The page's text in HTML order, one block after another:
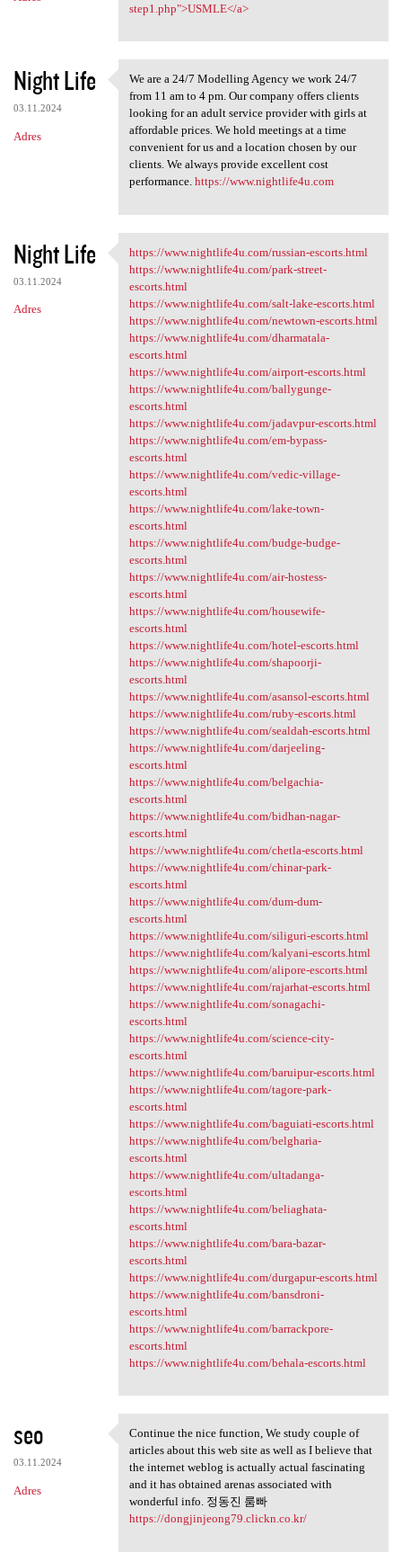
step1.php">USMLE</a>
Night Life
03.11.2024
Adres
We are a 24/7 Modelling
We are a 24/7 Modelling Agency we work 24/7
from 11 am to 4 pm. Our company offers clients
looking for an adult service provider with girls at
affordable prices. We hold meetings at a time
convenient for us and a location chosen by our
clients. We always provide excellent cost
performance. https://www.nightlife4u.com
Night Life
03.11.2024
Adres
https://www.nightlife4u.com
https://www.nightlife4u.com/russian-escorts.html
https://www.nightlife4u.com/park-street-
escorts.html
https://www.nightlife4u.com/salt-lake-escorts.html
https://www.nightlife4u.com/newtown-escorts.html
https://www.nightlife4u.com/dharmatala-
escorts.html
https://www.nightlife4u.com/airport-escorts.html
https://www.nightlife4u.com/ballygunge-
escorts.html
https://www.nightlife4u.com/jadavpur-escorts.html
https://www.nightlife4u.com/em-bypass-
escorts.html
https://www.nightlife4u.com/vedic-village-
escorts.html
https://www.nightlife4u.com/lake-town-
escorts.html
https://www.nightlife4u.com/budge-budge-
escorts.html
https://www.nightlife4u.com/air-hostess-
escorts.html
https://www.nightlife4u.com/housewife-
escorts.html
https://www.nightlife4u.com/hotel-escorts.html
https://www.nightlife4u.com/shapoorji-
escorts.html
https://www.nightlife4u.com/asansol-escorts.html
https://www.nightlife4u.com/ruby-escorts.html
https://www.nightlife4u.com/sealdah-escorts.html
https://www.nightlife4u.com/darjeeling-
escorts.html
https://www.nightlife4u.com/belgachia-
escorts.html
https://www.nightlife4u.com/bidhan-nagar-
escorts.html
https://www.nightlife4u.com/chetla-escorts.html
https://www.nightlife4u.com/chinar-park-
escorts.html
https://www.nightlife4u.com/dum-dum-
escorts.html
https://www.nightlife4u.com/siliguri-escorts.html
https://www.nightlife4u.com/kalyani-escorts.html
https://www.nightlife4u.com/alipore-escorts.html
https://www.nightlife4u.com/rajarhat-escorts.html
https://www.nightlife4u.com/sonagachi-
escorts.html
https://www.nightlife4u.com/science-city-
escorts.html
https://www.nightlife4u.com/baruipur-escorts.html
https://www.nightlife4u.com/tagore-park-
escorts.html
https://www.nightlife4u.com/baguiati-escorts.html
https://www.nightlife4u.com/belgharia-
escorts.html
https://www.nightlife4u.com/ultadanga-
escorts.html
https://www.nightlife4u.com/beliaghata-
escorts.html
https://www.nightlife4u.com/bara-bazar-
escorts.html
https://www.nightlife4u.com/durgapur-escorts.html
https://www.nightlife4u.com/bansdroni-
escorts.html
https://www.nightlife4u.com/barrackpore-
escorts.html
https://www.nightlife4u.com/behala-escorts.html
seo
03.11.2024
Adres
Continue the nice function,
Continue the nice function, We study couple of
articles about this web site as well as I believe that
the internet weblog is actually actual fascinating
and it has obtained arenas associated with
wonderful info. 정동진 룸빠
https://dongjinjeong79.clickn.co.kr/